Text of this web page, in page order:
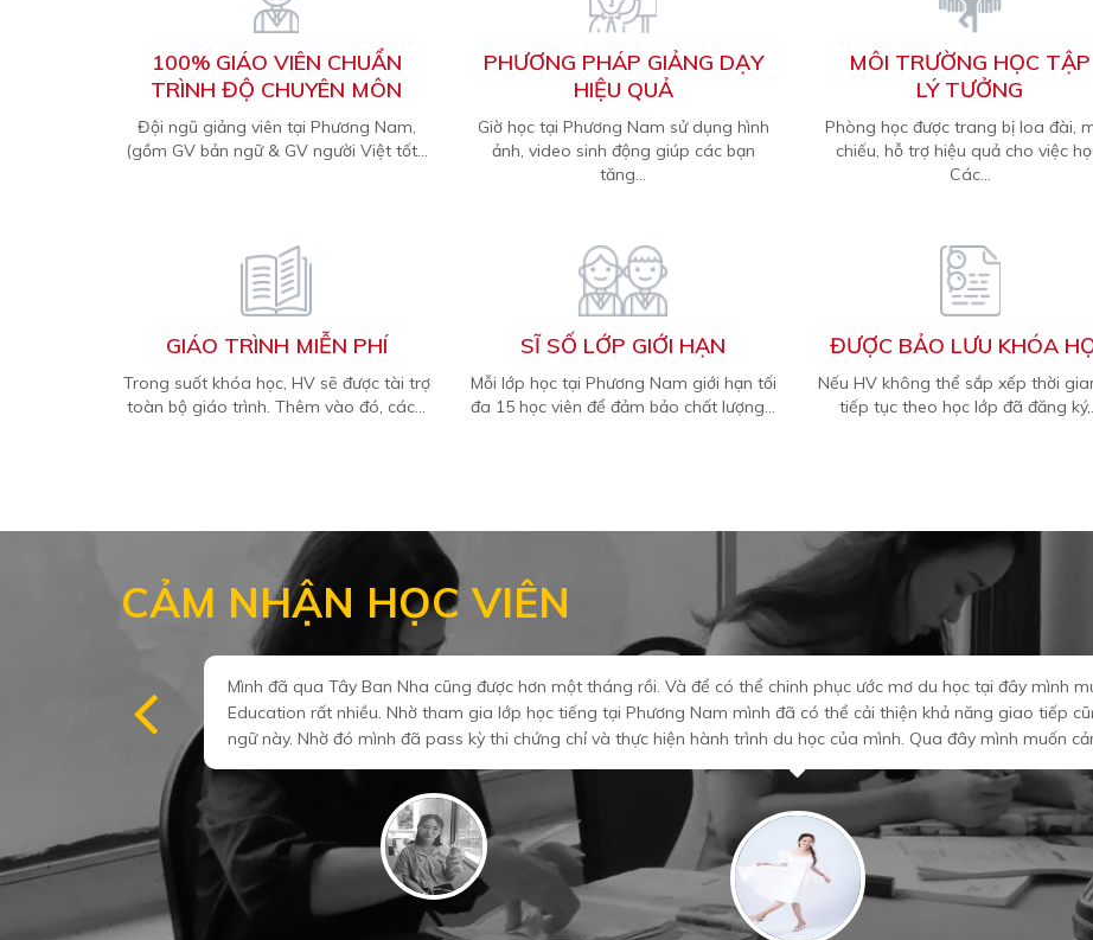
100% GIÁO VIÊN CHUẨN
TRÌNH ĐỘ CHUYÊN MÔN
Đội ngũ giảng viên tại Phương Nam,
(gồm GV bản ngữ & GV người Việt tốt...
PHƯƠNG PHÁP GIẢNG DẠY
HIỆU QUẢ
Giờ học tại Phương Nam sử dụng hình
ảnh, video sinh động giúp các bạn
tăng...
MÔI TRƯỜNG HỌC TẬP
LÝ TƯỞNG
Phòng học được trang bị loa đài,
chiếu, hỗ trợ hiệu quả cho việc
Các...
GIÁO TRÌNH MIỄN PHÍ
Trong suốt khóa học, HV sẽ được tài trợ
toàn bộ giáo trình. Thêm vào đó, các...
SĨ SỐ LỚP GIỚI HẠN
Mỗi lớp học tại Phương Nam giới hạn tối
đa 15 học viên để đảm bảo chất lượng...
ĐƯỢC BẢO LƯU KHÓA
Nếu HV không thể sắp xếp thời
tiếp tục theo học lớp đã đăng
CẢM NHẬN HỌC VIÊN
Ban Nha cũng được hơn một tháng rồi. Và để có thể chinh phục ước mơ du học tại đây mình muốn cảm ơn Phuong Nam
Nhờ tham gia lớp học tiếng tại Phương Nam mình đã có thể cải thiện khả năng giao tiếp cũng như kiến thức học thuật về ngôn
mình đã pass kỳ thi chứng chỉ và thực hiện hành trình du học của mình. Qua đây mình muốn cảm ơn thầy cô và các anh chị tại
Hy vọng trung tâm ngày càng thành công!
next